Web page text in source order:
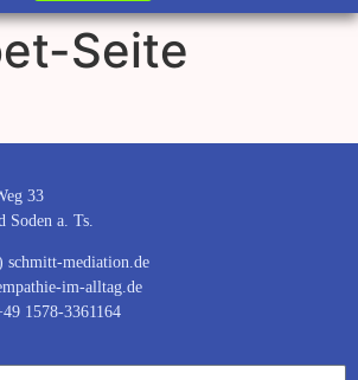
Seite
33
Soden a. Ts.
schmitt-mediation.de
im-alltag.de
1578-3361164